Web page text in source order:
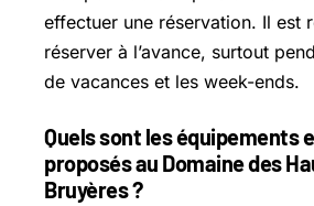
effectuer une réservation. Il est
réserver à l’avance, surtout
de vacances et les week-ends.
Quels sont les équipements
proposés au Domaine des
Bruyères ?